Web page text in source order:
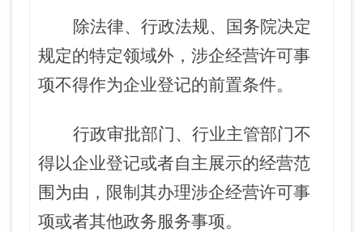
除法律、行政法规、国务院决定
规定的特定领域外，涉企经营许可事
项不得作为企业登记的前置条件。
行政审批部门、行业主管部门不
得以企业登记或者自主展示的经营范
围为由，限制其办理涉企经营许可事
项或者其他政务服务事项。